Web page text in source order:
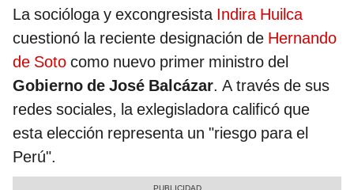
La socióloga y excongresista Indira Huilca
cuestionó la reciente designación de Hernando
de Soto como nuevo primer ministro del
Gobierno de José Balcázar. A través de sus
redes sociales, la exlegisladora calificó que
esta elección representa un "riesgo para el
Perú".